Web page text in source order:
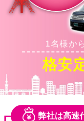
お問
1名様か
格安
弊社は高速